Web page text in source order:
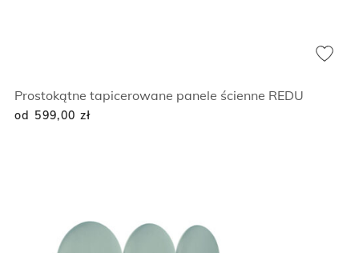
Prostokątne tapicerowane panele ścienne REDU
od 599,00zł